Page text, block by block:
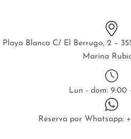
Playa Blanca C/ El Berrugo, 2 –
Marina
Lun - dom: 9:00
Reserva por Whatsapp: